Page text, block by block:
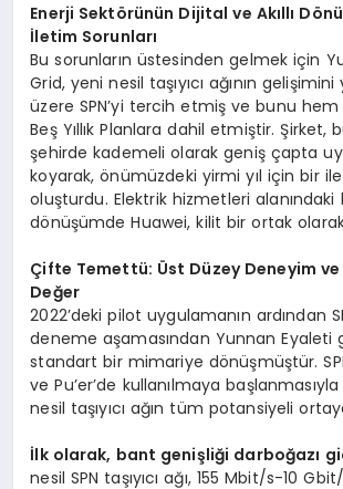
Enerji Sektörünün Dijital ve Akıllı
İletim Sorunları
Bu sorunların üstesinden gelmek için
Grid, yeni nesil taşıyıcı ağının
üzere SPN’yi tercih etmiş ve bunu hem
Beş Yıllık Planlara dahil etmiştir. Şirket,
şehirde kademeli olarak geniş çapta
koyarak, önümüzdeki yirmi yıl için bir
oluşturdu. Elektrik hizmetleri
dönüşümde Huawei, kilit bir ortak olarak
Çifte Temettü: Üst Düzey Deneyim ve
Değer
2022’deki pilot uygulamanın ardından
deneme aşamasından Yunnan Eyaleti
standart bir mimariye dönüşmüştür.
ve Pu’er’de kullanılmaya
nesil taşıyıcı ağın tüm potansiyeli
İlk olarak, bant genişliği darboğazı
nesil SPN taşıyıcı ağı, 155 Mbit/s-10